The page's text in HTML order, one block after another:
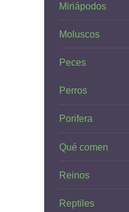
Miriápodos
Moluscos
Peces
Perros
Porifera
Qué comen
Reinos
Reptiles